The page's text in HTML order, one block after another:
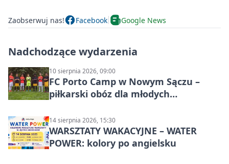
Zaobserwuj nas! Facebook Google News
Nadchodzące wydarzenia
10 sierpnia 2026, 09:00
FC Porto Camp w Nowym Sączu –
piłkarski obóz dla młodych
14 sierpnia 2026, 15:30
WARSZTATY WAKACYJNE – WATER
POWER: kolory po angielsku